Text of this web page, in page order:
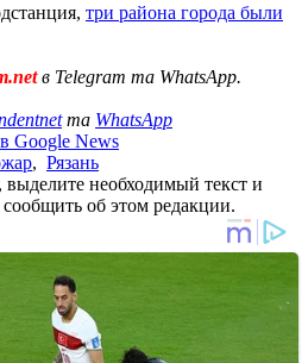
три района города были
в Telegram та WhatsApp.
та WhatsApp
Google News
, Рязань
необходимый текст и
об этом редакции.